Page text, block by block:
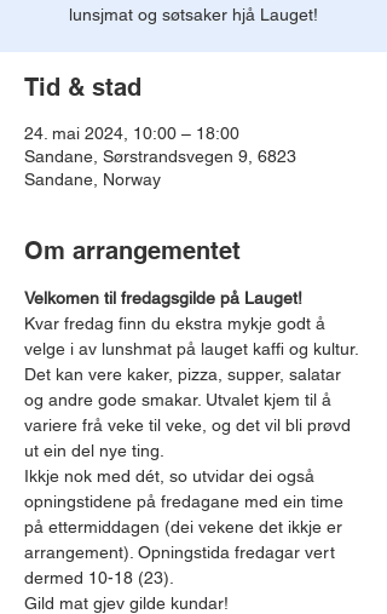
lunsjmat og søtsaker hjå Lauget!
Tid & stad
24. mai 2024, 10:00 – 18:00
Sandane, Sørstrandsvegen 9, 6823
Sandane, Norway
Om arrangementet
Velkomen til fredagsgilde på Lauget!
Kvar fredag finn du ekstra mykje godt å
velge i av lunshmat på lauget kaffi og kultur.
Det kan vere kaker, pizza, supper, salatar
og andre gode smakar. Utvalet kjem til å
variere frå veke til veke, og det vil bli prøvd
ut ein del nye ting.
Ikkje nok med dét, so utvidar dei også
opningstidene på fredagane med ein time
på ettermiddagen (dei vekene det ikkje er
arrangement). Opningstida fredagar vert
dermed 10-18 (23).
Gild mat gjev gilde kundar!